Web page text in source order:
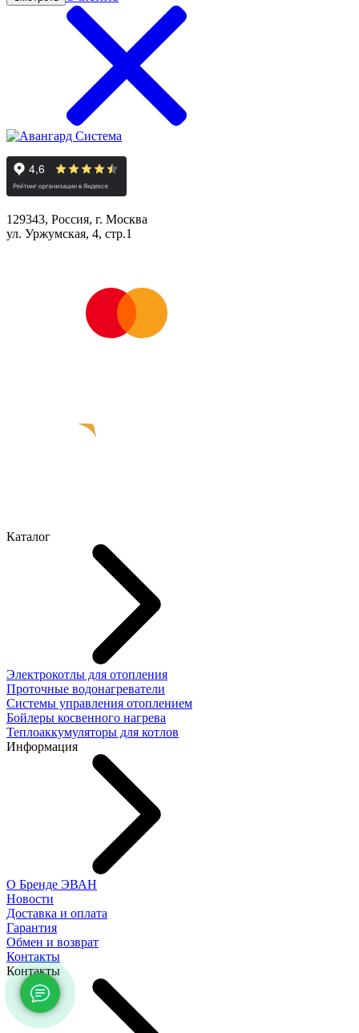
129343, Россия, г. Москва
ул. Уржумская, 4, стр.1
Каталог
Электрокотлы для отопления
Проточные водонагреватели
Системы управления отоплением
Бойлеры косвенного нагрева
Теплоаккумуляторы для котлов
Информация
О Бренде ЭВАН
Новости
Доставка и оплата
Гарантия
Обмен и возврат
Контакты
Контакты